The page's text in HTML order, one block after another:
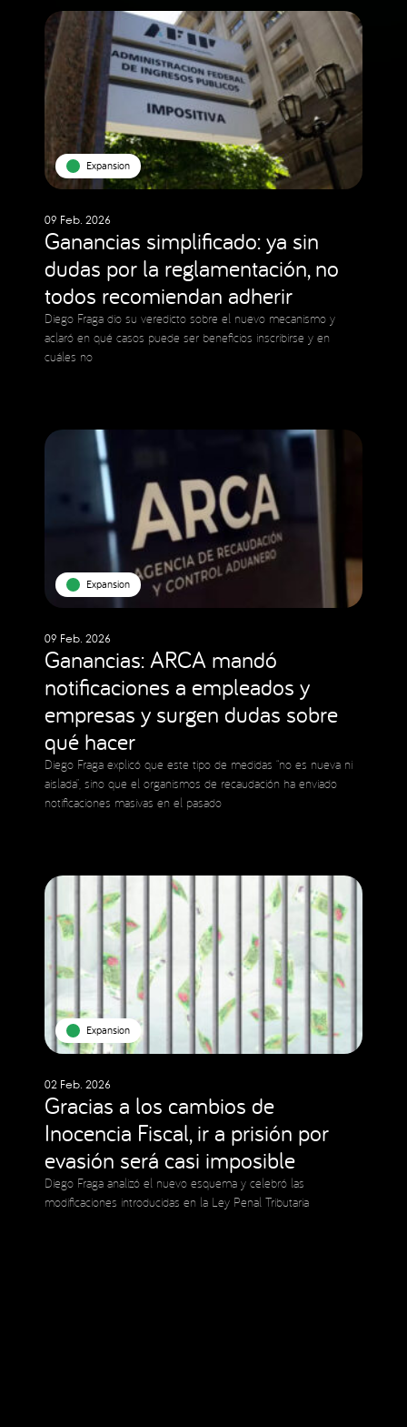
Expansion
09 Feb. 2026
Ganancias simplificado: ya sin
dudas por la reglamentación, no
todos recomiendan adherir
Diego Fraga dio su veredicto sobre el nuevo mecanismo y
aclaró en qué casos puede ser beneficios inscribirse y en
cuáles no
Expansion
09 Feb. 2026
Ganancias: ARCA mandó
notificaciones a empleados y
empresas y surgen dudas sobre
qué hacer
Diego Fraga explicó que este tipo de medidas “no es nueva ni
aislada”, sino que el organismos de recaudación ha enviado
notificaciones masivas en el pasado
Expansion
02 Feb. 2026
Gracias a los cambios de
Inocencia Fiscal, ir a prisión por
evasión será casi imposible
Diego Fraga analizó el nuevo esquema y celebró las
modificaciones introducidas en la Ley Penal Tributaria